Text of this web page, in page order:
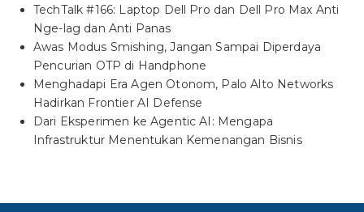
TechTalk #166: Laptop Dell Pro dan Dell Pro Max Anti
Nge-lag dan Anti Panas
Awas Modus Smishing, Jangan Sampai Diperdaya
Pencurian OTP di Handphone
Menghadapi Era Agen Otonom, Palo Alto Networks
Hadirkan Frontier AI Defense
Dari Eksperimen ke Agentic AI: Mengapa
Infrastruktur Menentukan Kemenangan Bisnis